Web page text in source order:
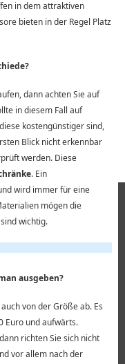
in dem attraktiven
bieten in der Regel Platz
dann achten Sie auf
in diesem Fall auf
kostengünstiger sind,
Blick nicht erkennbar
werden. Diese
. Ein
wird immer für eine
mögen die
wichtig.
ausgeben?
von der Größe ab. Es
Euro und aufwärts.
richten Sie sich nicht
vor allem nach der